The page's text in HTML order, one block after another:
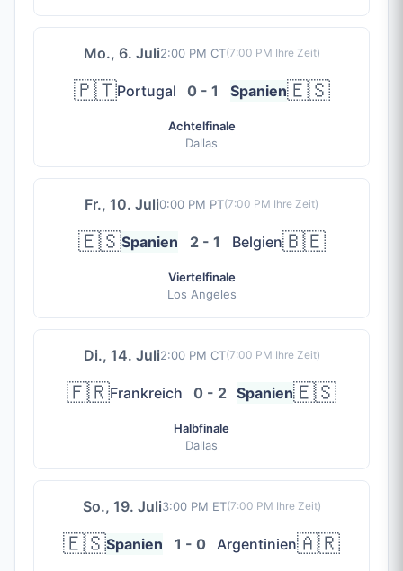
Mo., 6. Juli2:00 PM CT(7:00 PM Ihre Zeit)
🇵🇹Portugal 0 - 1 Spanien🇪🇸
Achtelfinale
Dallas
Fr., 10. Juli0:00 PM PT(7:00 PM Ihre Zeit)
🇪🇸Spanien 2 - 1 Belgien🇧🇪
Viertelfinale
Los Angeles
Di., 14. Juli2:00 PM CT(7:00 PM Ihre Zeit)
🇫🇷Frankreich 0 - 2 Spanien🇪🇸
Halbfinale
Dallas
So., 19. Juli3:00 PM ET(7:00 PM Ihre Zeit)
🇪🇸Spanien 1 - 0 Argentinien🇦🇷